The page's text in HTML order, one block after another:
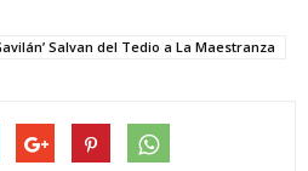
Salvan del Tedio a La Maestranza